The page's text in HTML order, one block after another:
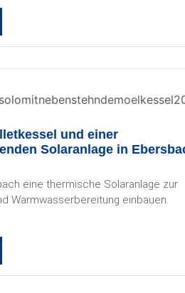
und einer
Solaranlage in
eine thermische Solaranlage zur
Warmwasserbereitung einbauen.